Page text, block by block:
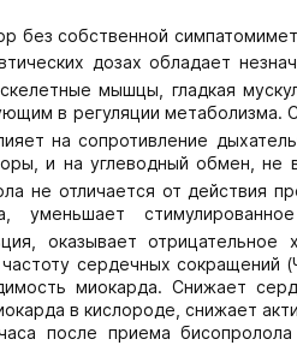
без собственной
дозах обладает
мышцы, гладкая
в регуляции метаболизма.
на сопротивление
и на углеводный обмен, не
не отличается от действия
уменьшает
оказывает
сердечных сокращений
миокарда. Снижает
в кислороде, снижает
после приема